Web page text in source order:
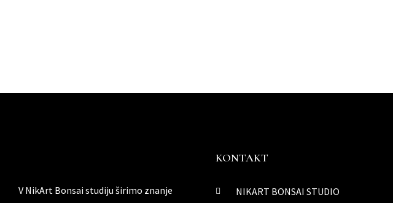
V NikArt Bonsai studiju širimo znanje
KONTAKT
NIKART BONSAI STUDIO